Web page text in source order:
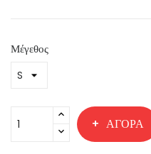
Μέγεθος
ΑΓΟΡΆ